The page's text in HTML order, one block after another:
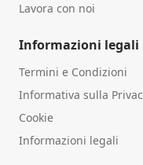
Lavora con noi
Informazioni legali
Termini e Condizioni
Informativa sulla
Cookie
Informazioni legali